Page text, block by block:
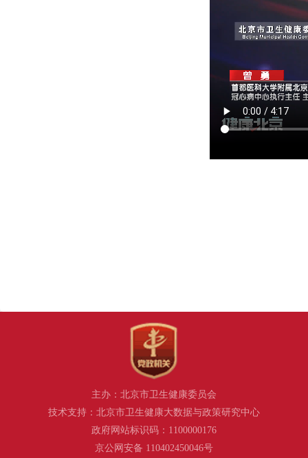
主办：北京市卫生健康委员会
技术支持：北京市卫生健康大数据与政策研究中心
政府网站标识码：1100000176
京公网安备 110402450046号